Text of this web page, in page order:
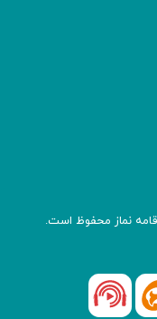
نماز محفوظ است.
ایتا